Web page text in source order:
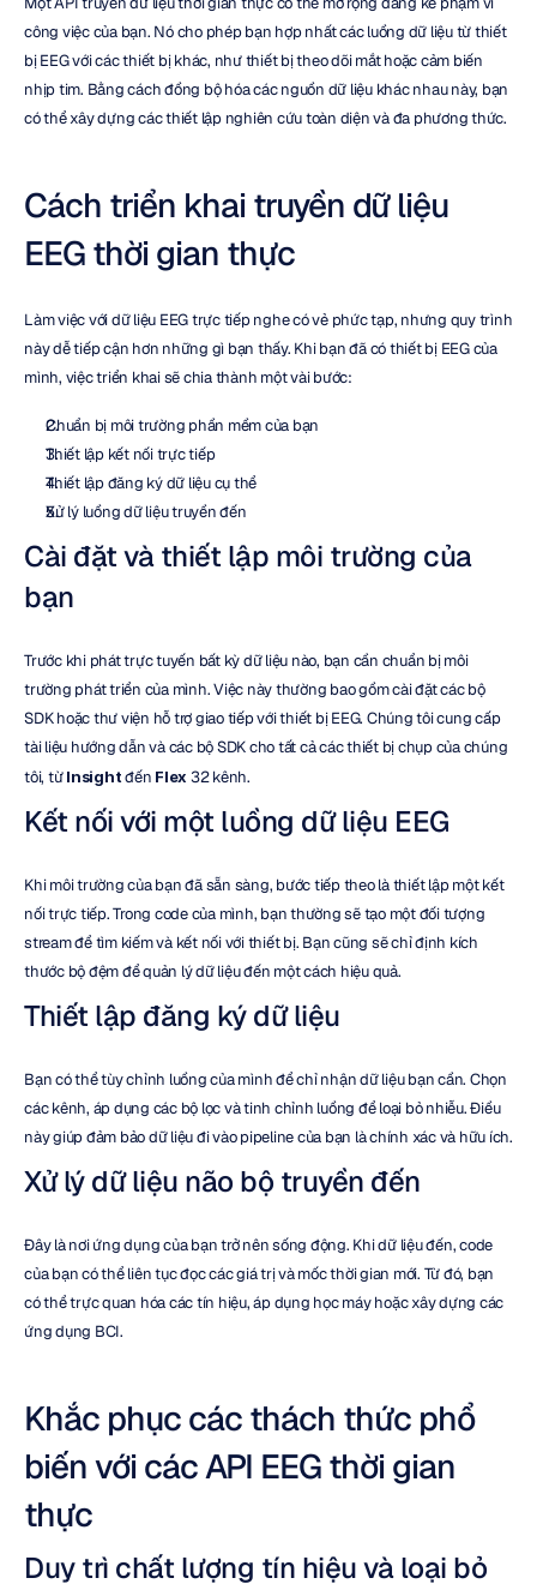
công việc của bạn. Nó cho phép bạn hợp nhất các luồng dữ liệu từ thiết
bị EEG với các thiết bị khác, như thiết bị theo dõi mắt hoặc cảm biến
nhịp tim. Bằng cách đồng bộ hóa các nguồn dữ liệu khác nhau này, bạn
có thể xây dựng các thiết lập nghiên cứu toàn diện và đa phương thức.
Cách triển khai truyền dữ liệu
EEG thời gian thực
Làm việc với dữ liệu EEG trực tiếp nghe có vẻ phức tạp, nhưng quy trình
này dễ tiếp cận hơn những gì bạn thấy. Khi bạn đã có thiết bị EEG của
mình, việc triển khai sẽ chia thành một vài bước:
Chuẩn bị môi trường phần mềm của bạn
Thiết lập kết nối trực tiếp
Thiết lập đăng ký dữ liệu cụ thể
Xử lý luồng dữ liệu truyền đến
Cài đặt và thiết lập môi trường của
bạn
Trước khi phát trực tuyến bất kỳ dữ liệu nào, bạn cần chuẩn bị môi
trường phát triển của mình. Việc này thường bao gồm cài đặt các bộ
SDK hoặc thư viện hỗ trợ giao tiếp với thiết bị EEG. Chúng tôi cung cấp
tài liệu hướng dẫn và các bộ SDK cho tất cả các thiết bị chụp của chúng
tôi, từ Insight đến Flex 32 kênh.
Kết nối với một luồng dữ liệu EEG
Khi môi trường của bạn đã sẵn sàng, bước tiếp theo là thiết lập một kết
nối trực tiếp. Trong code của mình, bạn thường sẽ tạo một đối tượng
stream để tìm kiếm và kết nối với thiết bị. Bạn cũng sẽ chỉ định kích
thước bộ đệm để quản lý dữ liệu đến một cách hiệu quả.
Thiết lập đăng ký dữ liệu
Bạn có thể tùy chỉnh luồng của mình để chỉ nhận dữ liệu bạn cần. Chọn
các kênh, áp dụng các bộ lọc và tinh chỉnh luồng để loại bỏ nhiễu. Điều
này giúp đảm bảo dữ liệu đi vào pipeline của bạn là chính xác và hữu ích.
Xử lý dữ liệu não bộ truyền đến
Đây là nơi ứng dụng của bạn trở nên sống động. Khi dữ liệu đến, code
của bạn có thể liên tục đọc các giá trị và mốc thời gian mới. Từ đó, bạn
có thể trực quan hóa các tín hiệu, áp dụng học máy hoặc xây dựng các
ứng dụng BCI.
Khắc phục các thách thức phổ
biến với các API EEG thời gian
thực
Duy trì chất lượng tín hiệu và loại bỏ